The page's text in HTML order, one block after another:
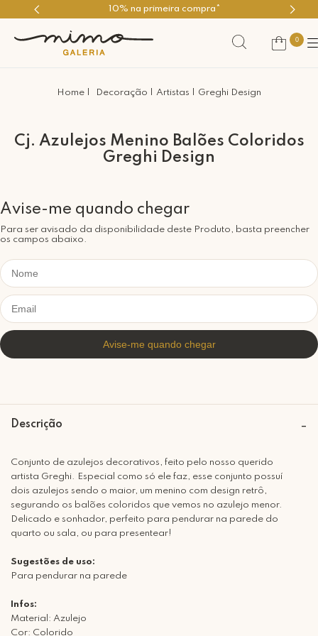
10% na primeira compra*
0
Decoração Artistas Greghi Design
Cj. Azulejos Menino Balões Coloridos
Greghi Design
Para ser avisado da disponibilidade deste Produto, basta preencher
os campos abaixo.
Descrição
Conjunto de azulejos decorativos, feito pelo nosso querido
artista Greghi. Especial como só ele faz, esse conjunto possuí
dois azulejos sendo o maior, um menino com design retrô,
segurando os balões coloridos que vemos no azulejo menor.
Delicado e sonhador, perfeito para pendurar na parede do
quarto ou sala, ou para presentear!
Sugestões de uso:
Para pendurar na parede
Infos:
Material: Azulejo
Cor: Colorido